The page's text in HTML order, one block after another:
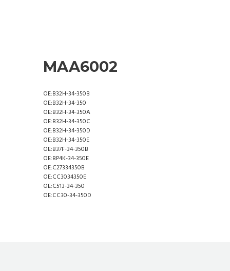
MAA6002
OE:B32H-34-350B
OE:B32H-34-350
OE:B32H-34-350A
OE:B32H-34-350C
OE:B32H-34-350D
OE:B32H-34-350E
OE:B37F-34-350B
OE:BP4K-34-350E
OE:C27334350B
OE:CC3034350E
OE:C513-34-350
OE:CC30-34-350D